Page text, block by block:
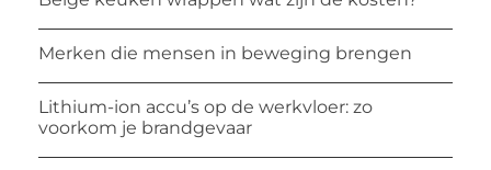
Merken die mensen in beweging brengen
Lithium-ion accu’s op de werkvloer: zo
voorkom je brandgevaar